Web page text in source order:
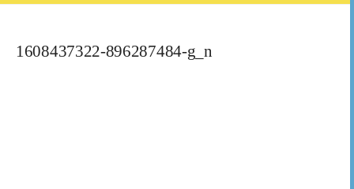
1608437322-896287484-g_n